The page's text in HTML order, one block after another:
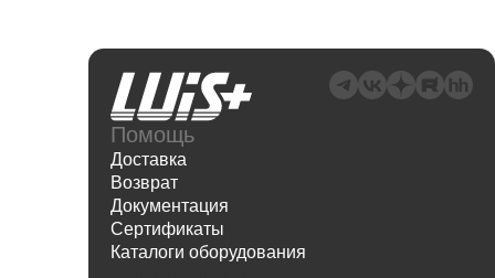
Помощь
Доставка
Возврат
Документация
Сертификаты
Каталоги оборудования